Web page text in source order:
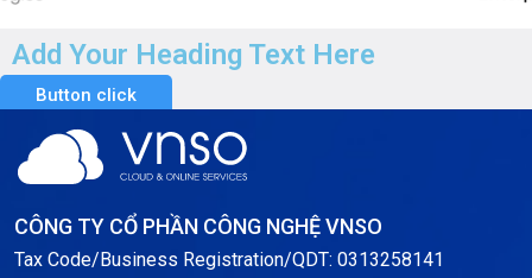
Add Your Heading Text Here
Button click
CÔNG TY CỔ PHẦN CÔNG NGHỆ VNSO
Tax Code/Business Registration/QDT: 0313258141